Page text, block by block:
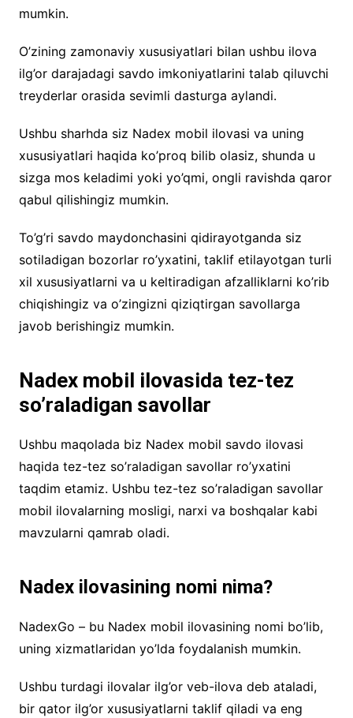
mumkin.
O’zining zamonaviy xususiyatlari bilan ushbu ilova
ilg’or darajadagi savdo imkoniyatlarini talab qiluvchi
treyderlar orasida sevimli dasturga aylandi.
Ushbu sharhda siz Nadex mobil ilovasi va uning
xususiyatlari haqida ko’proq bilib olasiz, shunda u
sizga mos keladimi yoki yo’qmi, ongli ravishda qaror
qabul qilishingiz mumkin.
To’g’ri savdo maydonchasini qidirayotganda siz
sotiladigan bozorlar ro’yxatini, taklif etilayotgan turli
xil xususiyatlarni va u keltiradigan afzalliklarni ko’rib
chiqishingiz va o’zingizni qiziqtirgan savollarga
javob berishingiz mumkin.
Nadex mobil ilovasida tez-tez
so’raladigan savollar
Ushbu maqolada biz Nadex mobil savdo ilovasi
haqida tez-tez so’raladigan savollar ro’yxatini
taqdim etamiz. Ushbu tez-tez so’raladigan savollar
mobil ilovalarning mosligi, narxi va boshqalar kabi
mavzularni qamrab oladi.
Nadex ilovasining nomi nima?
NadexGo – bu Nadex mobil ilovasining nomi bo’lib,
uning xizmatlaridan yo’lda foydalanish mumkin.
Ushbu turdagi ilovalar ilg’or veb-ilova deb ataladi,
bir qator ilg’or xususiyatlarni taklif qiladi va eng